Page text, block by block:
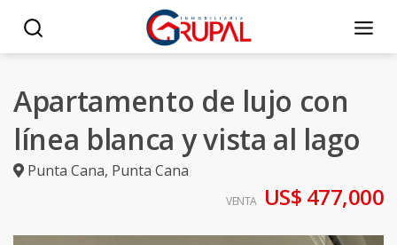
Apartamento de lujo con
línea blanca y vista al lago
Punta Cana, Punta Cana
VENTA US$ 477,000